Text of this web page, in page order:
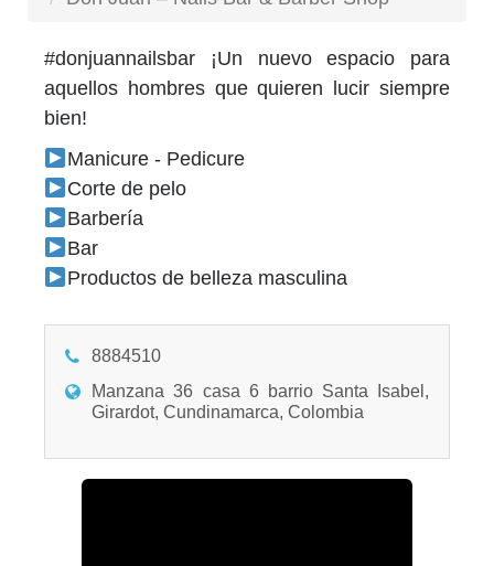
#donjuannailsbar ¡Un nuevo espacio para
aquellos hombres que quieren lucir siempre
bien!
Manicure - Pedicure
Corte de pelo
Barbería
Bar
Productos de belleza masculina
8884510
Manzana 36 casa 6 barrio Santa Isabel,
Girardot, Cundinamarca, Colombia